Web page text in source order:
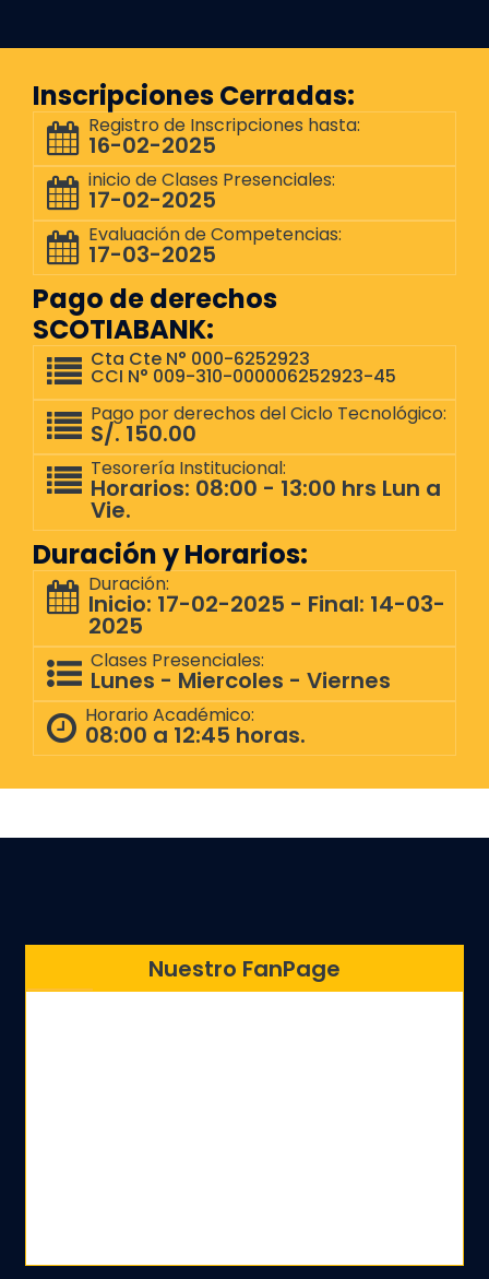
Inscripciones Cerradas:
Registro de Inscripciones hasta:
16-02-2025
inicio de Clases Presenciales:
17-02-2025
Evaluación de Competencias:
17-03-2025
Pago de derechos
SCOTIABANK:
Cta Cte N° 000-6252923
CCI N° 009-310-000006252923-45
Pago por derechos del Ciclo Tecnológico:
S/. 150.00
Tesorería Institucional:
Horarios: 08:00 - 13:00 hrs Lun a
Vie.
Duración y Horarios:
Duración:
Inicio: 17-02-2025 - Final: 14-03-
2025
Clases Presenciales:
Lunes - Miercoles - Viernes
Horario Académico:
08:00 a 12:45 horas.
Nuestro FanPage